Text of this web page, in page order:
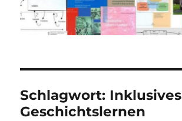
Schlagwort: Inklusives
Geschichtslernen